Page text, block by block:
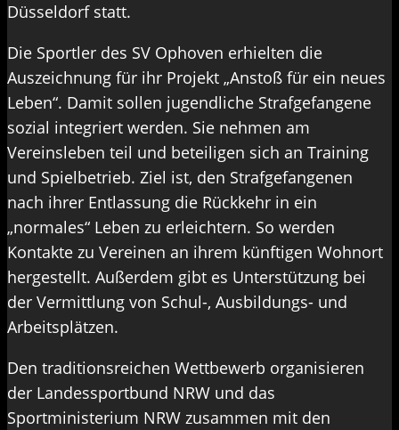
Düsseldorf statt.
Die Sportler des SV Ophoven erhielten die
Auszeichnung für ihr Projekt „Anstoß für ein neues
Leben“. Damit sollen jugendliche Strafgefangene
sozial integriert werden. Sie nehmen am
Vereinsleben teil und beteiligen sich an Training
und Spielbetrieb. Ziel ist, den Strafgefangenen
nach ihrer Entlassung die Rückkehr in ein
„normales“ Leben zu erleichtern. So werden
Kontakte zu Vereinen an ihrem künftigen Wohnort
hergestellt. Außerdem gibt es Unterstützung bei
der Vermittlung von Schul-, Ausbildungs- und
Arbeitsplätzen.
Den traditionsreichen Wettbewerb organisieren
der Landessportbund NRW und das
Sportministerium NRW zusammen mit den